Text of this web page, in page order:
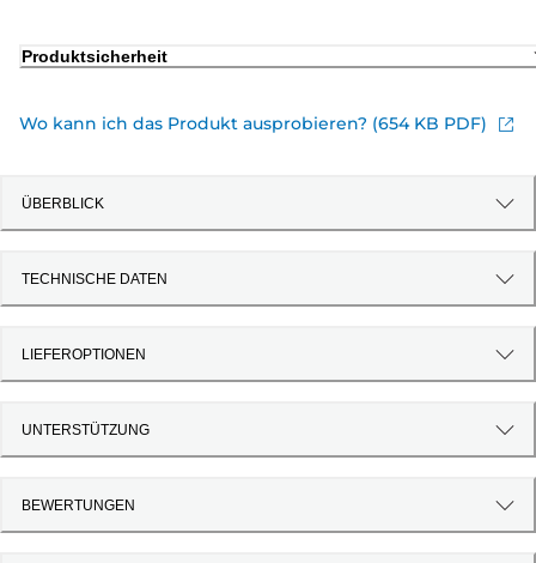
Produktsicherheit
Wo kann ich das Produkt ausprobieren? (654 KB PDF)
ÜBERBLICK
TECHNISCHE DATEN
LIEFEROPTIONEN
UNTERSTÜTZUNG
BEWERTUNGEN